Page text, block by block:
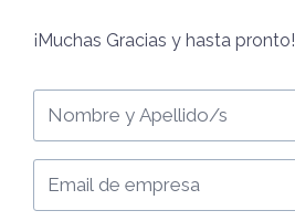
¡Muchas Gracias y hasta pronto!